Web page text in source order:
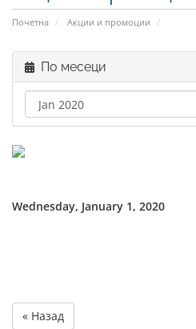
Почетна Акции и промоции
По месеци
Wednesday, January 1, 2020
« Назад